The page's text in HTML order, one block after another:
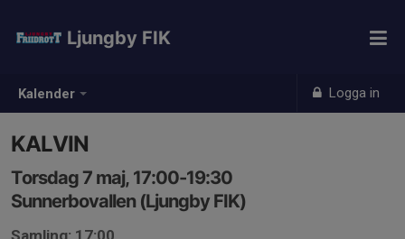
Kalender Logga in
Ljungby FIK
KALVIN
Torsdag 7 maj, 17:00-19:30
Sunnerbovallen (Ljungby FIK)
Samling: 17:00